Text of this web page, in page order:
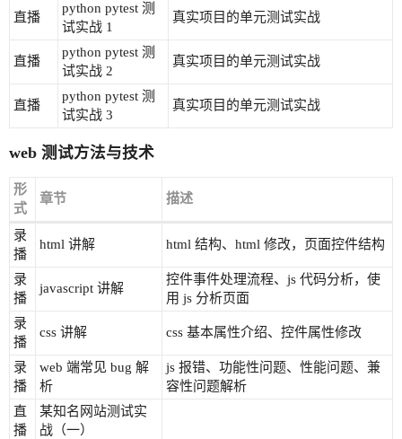
直播
python pytest 测
试实战 1
真实项目的单元测试实战
直播
python pytest 测
试实战 2
真实项目的单元测试实战
直播
python pytest 测
试实战 3
真实项目的单元测试实战
web 测试方法与技术
形
式
章节 描述
录
播
html 讲解 html 结构、html 修改，页面控件结构
录
播
javascript 讲解
控件事件处理流程、js 代码分析，使
用 js 分析页面
录
播
css 讲解 css 基本属性介绍、控件属性修改
录
播
web 端常见 bug 解
析
js 报错、功能性问题、性能问题、兼
容性问题解析
直
播
某知名网站测试实
战（一）